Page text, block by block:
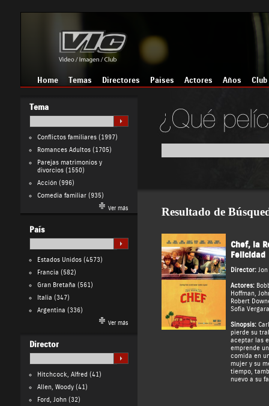
Home Temas Directores Países Actores Años Club
Tema
Conflictos familiares(1997)
Romances Adultos(1705)
Parejas matrimonios y
divorcios(1550)
Acción(996)
Comedia familiar(935)
Ver más
País
Estados Unidos(4573)
Francia (582)
Gran Bretaña (561)
Italia (347)
Argentina (336)
Ver más
Director
Hitchcock, Alfred (41)
Allen, Woody(41)
Ford, John(32)
Resultado de
Chef, la
Felicidad
Director:
Actores:
Hoffman,
Robert
Sofía Vergara
Sinopsis:
pierde su
aceptar las
emprende
comida en
mujer y su
tiempo,
nuevo a su